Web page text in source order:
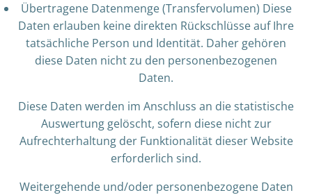
Übertragene Datenmenge (Transfervolumen) Diese
Daten erlauben keine direkten Rückschlüsse auf Ihre
tatsächliche Person und Identität. Daher gehören
diese Daten nicht zu den personenbezogenen
Daten.
Diese Daten werden im Anschluss an die statistische
Auswertung gelöscht, sofern diese nicht zur
Aufrechterhaltung der Funktionalität dieser Website
erforderlich sind.
Weitergehende und/oder personenbezogene Daten